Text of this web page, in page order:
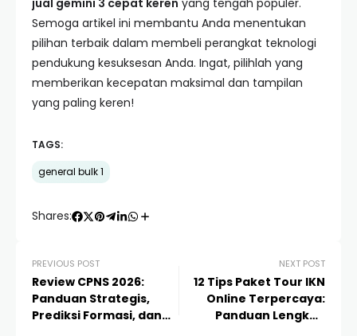
jual gemini 3 cepat keren yang tengah populer.
Semoga artikel ini membantu Anda menentukan
pilihan terbaik dalam membeli perangkat teknologi
pendukung kesuksesan Anda. Ingat, pilihlah yang
memberikan kecepatan maksimal dan tampilan
yang paling keren!
TAGS:
general bulk 1
Shares:
PREVIOUS POST
Review CPNS 2026:
Panduan Strategis,
Prediksi Formasi, dan
NEXT POST
12 Tips Paket Tour IKN
Online Terpercaya:
Panduan Lengkap